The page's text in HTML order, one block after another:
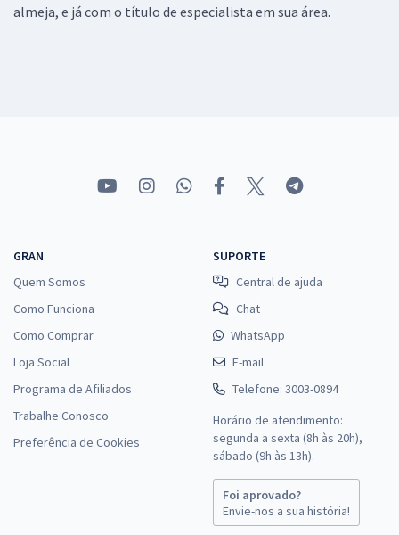
almeja, e já com o título de especialista em sua área.
GRAN
Quem Somos
Como Funciona
Como Comprar
Loja Social
Programa de Afiliados
Trabalhe Conosco
Preferência de Cookies
SUPORTE
Central de ajuda
Chat
WhatsApp
E-mail
Telefone: 3003-0894
Horário de atendimento:
segunda a sexta (8h às 20h),
sábado (9h às 13h).
Foi aprovado?
Envie-nos a sua história!